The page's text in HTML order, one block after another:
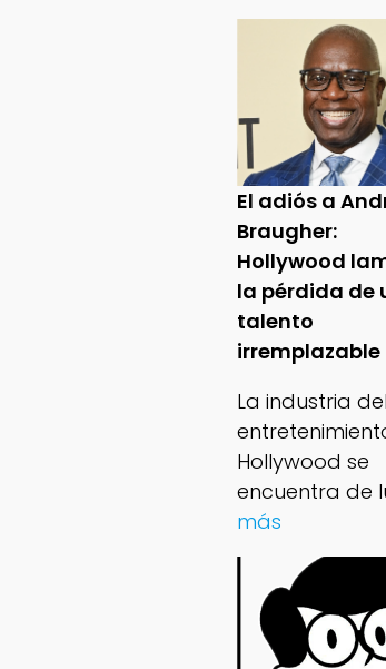
El adiós a
Braugher:
Hollywood
la pérdida de
talento
irremplazable
La industria del
Hollywood se
encuentra de
más